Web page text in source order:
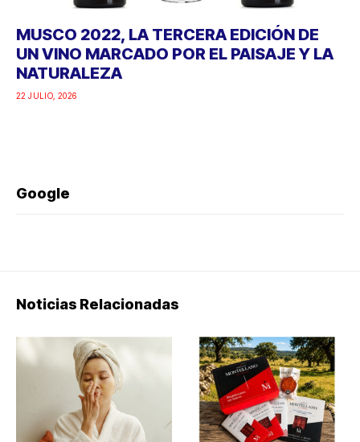
MUSCO 2022, LA TERCERA EDICIÓN DE
UN VINO MARCADO POR EL PAISAJE Y LA
NATURALEZA
22 JULIO, 2026
Google
Noticias Relacionadas